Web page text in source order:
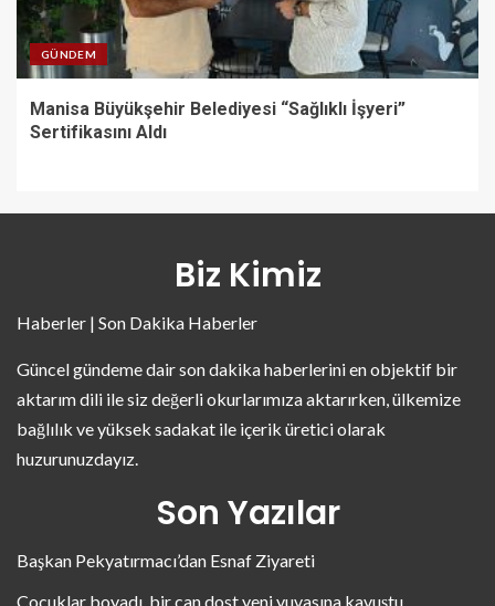
GÜNDEM
Manisa Büyükşehir Belediyesi “Sağlıklı İşyeri”
Sertifikasını Aldı
Biz Kimiz
Haberler | Son Dakika Haberler
Güncel gündeme dair son dakika haberlerini en objektif bir
aktarım dili ile siz değerli okurlarımıza aktarırken, ülkemize
bağlılık ve yüksek sadakat ile içerik üretici olarak
huzurunuzdayız.
Son Yazılar
Başkan Pekyatırmacı’dan Esnaf Ziyareti
Çocuklar boyadı, bir can dost yeni yuvasına kavuştu